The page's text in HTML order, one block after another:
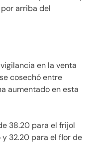
arriba del
en la venta
cosechó entre
aumentado en esta
38.20 para el frijol
32.20 para el flor de